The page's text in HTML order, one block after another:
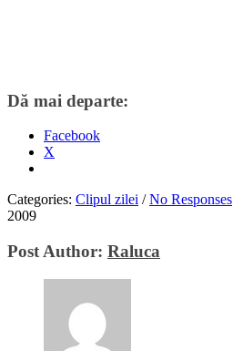
Dă mai departe:
Facebook
X
Categories: Clipul zilei / No Responses
2009
Post Author: Raluca